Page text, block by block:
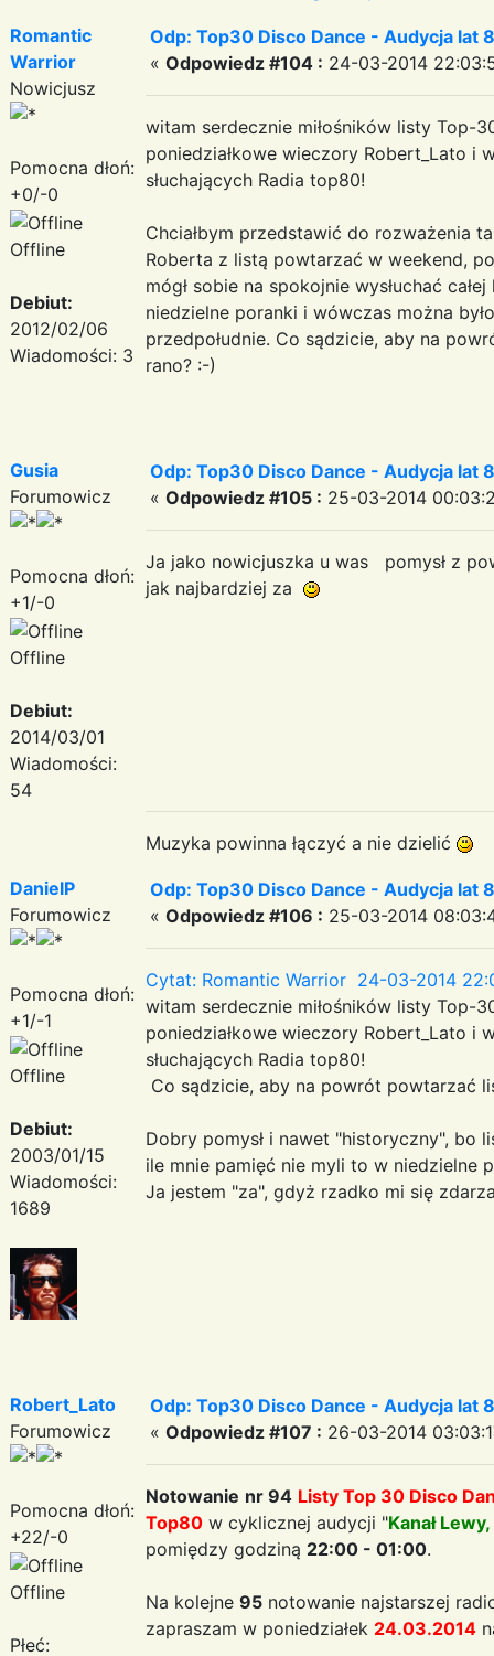
Romantic
Warrior
Nowicjusz
Pomocna dłoń:
+0/-0
Offline
Debiut:
2012/02/06
Wiadomości: 3
Odp: Top30 Disco Dance - Audycja lat
« Odpowiedz #104 : 24-03-2014
witam serdecznie miłośników listy Top-
poniedziałkowe wieczory Robert_Lato i
słuchających Radia top80!
Chciałbym przedstawić do rozważenia
Roberta z listą powtarzać w weekend,
mógł sobie na spokojnie wysłuchać
niedzielne poranki i wówczas można
przedpołudnie. Co sądzicie, aby na
rano? :-)
Gusia
Forumowicz
Pomocna dłoń:
+1/-0
Offline
Debiut:
2014/03/01
Wiadomości:
54
Odp: Top30 Disco Dance - Audycja lat
« Odpowiedz #105 : 25-03-2014
Ja jako nowicjuszka u was pomysł z
jak najbardziej za
Muzyka powinna łączyć a nie dzielić
DanielP
Forumowicz
Pomocna dłoń:
+1/-1
Offline
Debiut:
2003/01/15
Wiadomości:
1689
Odp: Top30 Disco Dance - Audycja lat
« Odpowiedz #106 : 25-03-2014
Cytat: Romantic Warrior 24-03-2014
witam serdecznie miłośników listy Top-
poniedziałkowe wieczory Robert_Lato i
słuchających Radia top80!
Co sądzicie, aby na powrót powtarzać
Dobry pomysł i nawet "historyczny", bo
ile mnie pamięć nie myli to w niedzielne
Ja jestem "za", gdyż rzadko mi się
Robert_Lato
Forumowicz
Pomocna dłoń:
+22/-0
Offline
Płeć:
Odp: Top30 Disco Dance - Audycja lat
« Odpowiedz #107 : 26-03-2014
Notowanie nr 94 Listy Top 30 Disco
Top80 w cyklicznej audycji "Kanał
pomiędzy godziną 22:00 - 01:00.
Na kolejne 95 notowanie najstarszej
zapraszam w poniedziałek 24.03.2014